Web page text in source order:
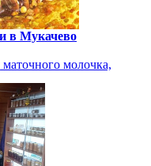
в Мукачево
молочка,